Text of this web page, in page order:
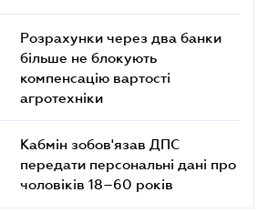
Розрахунки через два банки
більше не блокують
компенсацію вартості
агротехніки
Кабмін зобов'язав ДПС
передати персональні дані про
чоловіків 18–60 років